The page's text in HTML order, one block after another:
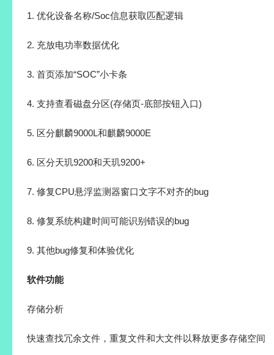
1. 优化设备名称/Soc信息获取匹配逻辑
2. 充放电功率数据优化
3. 首页添加“SOC”小卡条
4. 支持查看磁盘分区(存储页-底部按钮入口)
5. 区分麒麟9000L和麒麟9000E
6. 区分天玑9200和天玑9200+
7. 修复CPU悬浮监测器窗口文字不对齐的bug
8. 修复系统构建时间可能识别错误的bug
9. 其他bug修复和体验优化
软件功能
存储分析
快速查找冗余文件，重复文件和大文件以释放更多存储空间